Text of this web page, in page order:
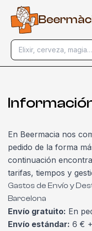
Beermàc
Elixir, cerveza, magia…
En Beermacia nos
pedido de la forma
continuación
tarifas, tiempos y
Gastos de Envío y
Barcelona
Envío gratuito: En
Envío estándar: 6 €